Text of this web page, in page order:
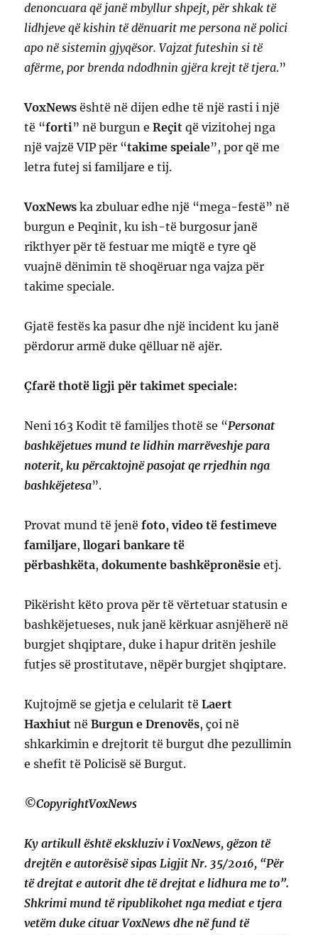
denoncuara që janë mbyllur shpejt, për shkak të
lidhjeve që kishin të dënuarit me persona në polici
apo në sistemin gjyqësor. Vajzat futeshin si të
afërme, por brenda ndodhnin gjëra krejt të tjera.”
VoxNews është në dijen edhe të një rasti i një
të “forti” në burgun eReçit që vizitohej nga
një vajzë VIP për “takime speiale”, por që me
letra futej si familjare e tij.
VoxNews ka zbuluar edhe një “mega-festë” në
burgun e Peqinit, ku ish-të burgosur janë
rikthyer për të festuar me miqtë e tyre që
vuajnë dënimin të shoqëruar nga vajza për
takime speciale.
Gjatë festës ka pasur dhe një incident ku janë
përdorur armë duke qëlluar në ajër.
Çfarë thotë ligji për takimet speciale:
Neni 163 Kodit të familjes thotë se “Personat
bashkëjetues mund te lidhin marrëveshje para
noterit, ku përcaktojnë pasojat qe rrjedhin nga
bashkëjetesa”.
Provat mund të jenëfoto, video të festimeve
familjare,llogari bankare të
përbashkëta, dokumente bashkëpronësie etj.
Pikërisht këto prova për të vërtetuar statusin e
bashkëjetueses, nuk janë kërkuar asnjëherë në
burgjet shqiptare, duke i hapur dritën jeshile
futjes së prostitutave, nëpër burgjet shqiptare.
Kujtojmë se gjetja e celularit tëLaert
HaxhiutnëBurgun e Drenovës, çoi në
shkarkimin e drejtorit të burgut dhe pezullimin
e shefit të Policisë së Burgut.
©CopyrightVoxNews
Ky artikull është ekskluziv i VoxNews, gëzon të
drejtën e autorësisë sipas Ligjit Nr. 35/2016, “Për
të drejtat e autorit dhe të drejtat e lidhura me to”.
Shkrimi mund të ripublikohet nga mediat e tjera
vetëm duke cituar VoxNews dhe në fund të